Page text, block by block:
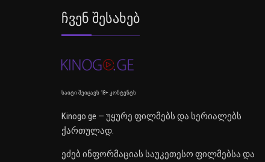
Ჩვენ Შესახებ
საიტი შეიცავს 18+ კონტენტს
Kinogo.ge — უყურე ფილმებს და სერიალებს
ქართულად.
ეძებ ინფორმაციას საუკეთესო ფილმებსა და